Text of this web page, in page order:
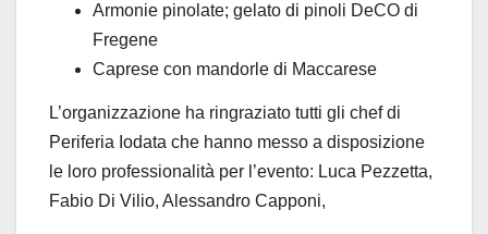
Armonie pinolate; gelato di pinoli DeCO di
Fregene
Caprese con mandorle di Maccarese
L’organizzazione ha ringraziato tutti gli chef di
Periferia Iodata che hanno messo a disposizione
le loro professionalità per l’evento: Luca Pezzetta,
Fabio Di Vilio, Alessandro Capponi,